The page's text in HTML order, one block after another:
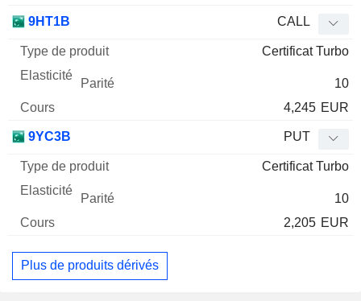
9HT1B CALL
Certificat Turbo
10
4,245 EUR
9YC3B PUT
Certificat Turbo
10
2,205 EUR
Plus de produits dérivés